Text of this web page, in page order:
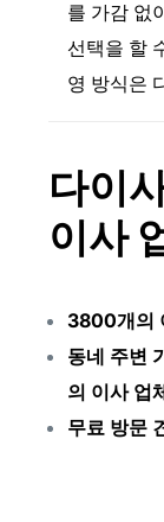
를 가감 없
선택을 할
영 방식은
다이
이사
3800개의
동네 주변
의 이사 업
무료 방문